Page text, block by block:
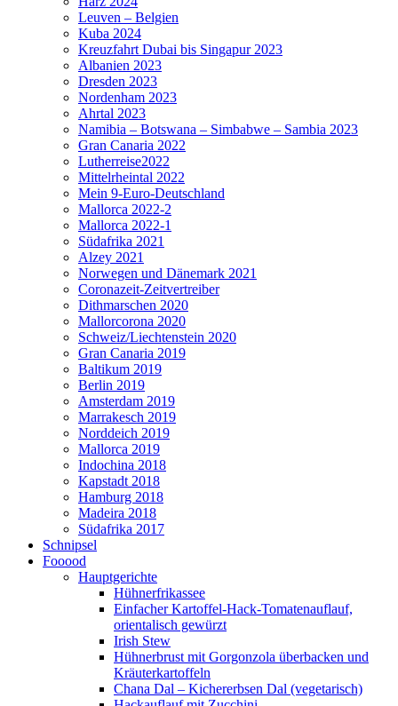
Leuven – Belgien
Kuba 2024
Kreuzfahrt Dubai bis Singapur 2023
Albanien 2023
Dresden 2023
Nordenham 2023
Ahrtal 2023
Namibia – Botswana – Simbabwe – Sambia 2023
Gran Canaria 2022
Lutherreise2022
Mittelrheintal 2022
Mein 9-Euro-Deutschland
Mallorca 2022-2
Mallorca 2022-1
Südafrika 2021
Alzey 2021
Norwegen und Dänemark 2021
Coronazeit-Zeitvertreiber
Dithmarschen 2020
Mallorcorona 2020
Schweiz/Liechtenstein 2020
Gran Canaria 2019
Baltikum 2019
Berlin 2019
Amsterdam 2019
Marrakesch 2019
Norddeich 2019
Mallorca 2019
Indochina 2018
Kapstadt 2018
Hamburg 2018
Madeira 2018
Südafrika 2017
Schnipsel
Fooood
Hauptgerichte
Hühnerfrikassee
Einfacher Kartoffel-Hack-Tomatenauflauf,
orientalisch gewürzt
Irish Stew
Hühnerbrust mit Gorgonzola überbacken und
Kräuterkartoffeln
Chana Dal – Kichererbsen Dal (vegetarisch)